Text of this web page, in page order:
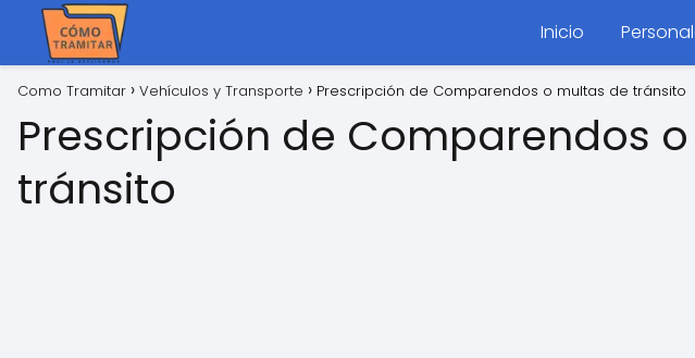
Inicio
Como Tramitar Vehículos y Transporte Prescripción de Comparendos o multas de tránsito
Prescripción de Comparendos
tránsito